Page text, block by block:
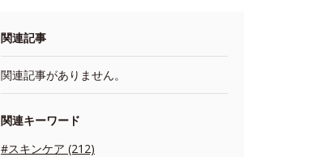
関連記事
関連記事がありません。
関連キーワード
#スキンケア (212)